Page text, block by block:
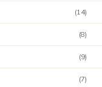
(14)
(8)
(9)
(7)